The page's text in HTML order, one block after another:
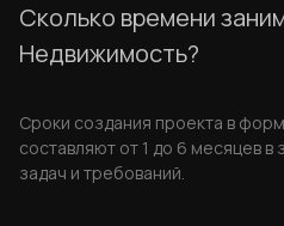
Сколько времени
Недвижимость?
Сроки создания проекта в
составляют от 1 до 6 месяцев
задач и требований.